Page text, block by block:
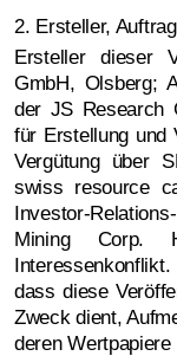
2. Ersteller,
Ersteller dieser
GmbH, Olsberg;
der JS Research
für Erstellung und
Vergütung über
swiss resource
Investor-
Mining Corp.
dass diese
Zweck dient,
deren